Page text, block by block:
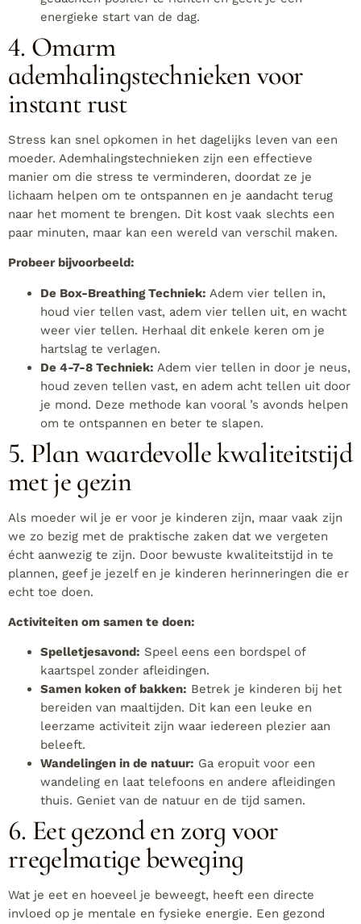
energieke start van de dag.
4. Omarm
ademhalingstechnieken voor
instant rust
Stress kan snel opkomen in het dagelijks leven van een
moeder. Ademhalingstechnieken zijn een effectieve
manier om die stress te verminderen, doordat ze je
lichaam helpen om te ontspannen en je aandacht terug
naar het moment te brengen. Dit kost vaak slechts een
paar minuten, maar kan een wereld van verschil maken.
Probeer bijvoorbeeld:
De Box-Breathing Techniek: Adem vier tellen in,
houd vier tellen vast, adem vier tellen uit, en wacht
weer vier tellen. Herhaal dit enkele keren om je
hartslag te verlagen.
De 4-7-8 Techniek: Adem vier tellen in door je neus,
houd zeven tellen vast, en adem acht tellen uit door
je mond. Deze methode kan vooral ’s avonds helpen
om te ontspannen en beter te slapen.
5. Plan waardevolle kwaliteitstijd
met je gezin
Als moeder wil je er voor je kinderen zijn, maar vaak zijn
we zo bezig met de praktische zaken dat we vergeten
écht aanwezig te zijn. Door bewuste kwaliteitstijd in te
plannen, geef je jezelf en je kinderen herinneringen die er
echt toe doen.
Activiteiten om samen te doen:
Spelletjesavond: Speel eens een bordspel of
kaartspel zonder afleidingen.
Samen koken of bakken: Betrek je kinderen bij het
bereiden van maaltijden. Dit kan een leuke en
leerzame activiteit zijn waar iedereen plezier aan
beleeft.
Wandelingen in de natuur: Ga eropuit voor een
wandeling en laat telefoons en andere afleidingen
thuis. Geniet van de natuur en de tijd samen.
6. Eet gezond en zorg voor
rregelmatige beweging
Wat je eet en hoeveel je beweegt, heeft een directe
invloed op je mentale en fysieke energie. Een gezond